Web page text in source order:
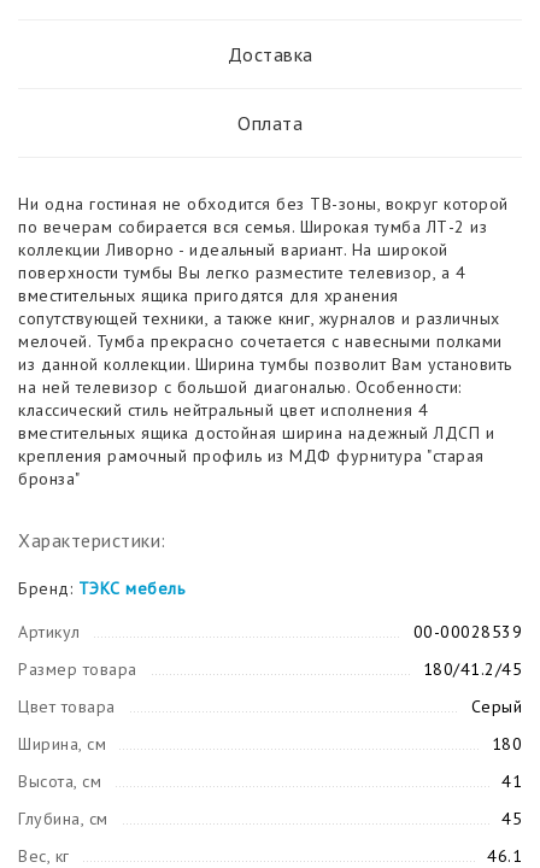
Доставка
Оплата
Ни одна гостиная не обходится без ТВ-зоны, вокруг которой
по вечерам собирается вся семья. Широкая тумба ЛТ-2 из
коллекции Ливорно - идеальный вариант. На широкой
поверхности тумбы Вы легко разместите телевизор, а 4
вместительных ящика пригодятся для хранения
сопутствующей техники, а также книг, журналов и различных
мелочей. Тумба прекрасно сочетается с навесными полками
из данной коллекции. Ширина тумбы позволит Вам установить
на ней телевизор с большой диагональю. Особенности:
классический стиль нейтральный цвет исполнения 4
вместительных ящика достойная ширина надежный ЛДСП и
крепления рамочный профиль из МДФ фурнитура "старая
бронза"
Характеристики:
Бренд: ТЭКС мебель
Артикул
00-00028539
Размер товара
180/41.2/45
Цвет товара
Серый
Ширина, см
180
Высота, см
41
Глубина, см
45
Вес, кг
46.1